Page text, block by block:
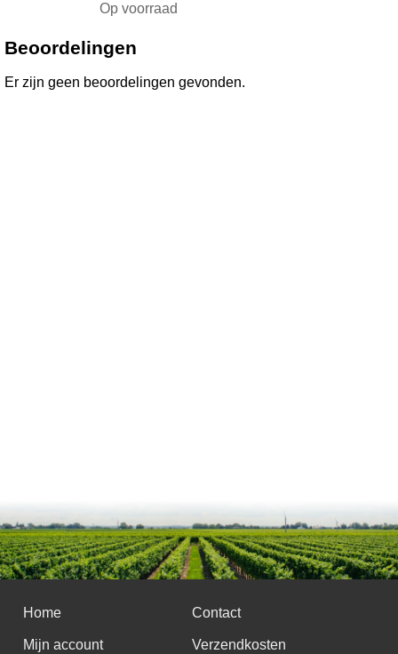
Op voorraad
Toevoegen aan winkelwagen
Beoordelingen
Er zijn geen beoordelingen gevonden.
Home Contact
Mijn account Verzendkosten